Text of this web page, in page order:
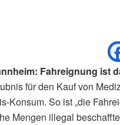
Fahreignung ist
für den Kauf von
Konsum. So ist „die
Mengen illegal